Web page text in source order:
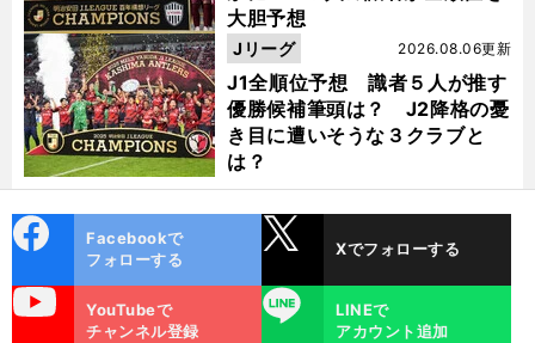
大胆予想
J1全順位予想 識者５人が推す
優勝候補筆頭は？ J2降格の憂
き目に遭いそうな３クラブと
は？
2026.08.06更新
Jリーグ
ok
Facebookで
フォローする
Xでフォローする
YouTubeで
チャンネル登録
LINE
LINEで
アカウント追加